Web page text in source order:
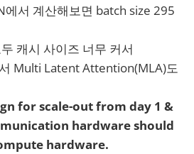
에서 계산해보면 batch size 295
캐시 사이즈 너무 커서
Multi Latent Attention(MLA)도
for scale-out from day 1 &
hardware should
hardware.